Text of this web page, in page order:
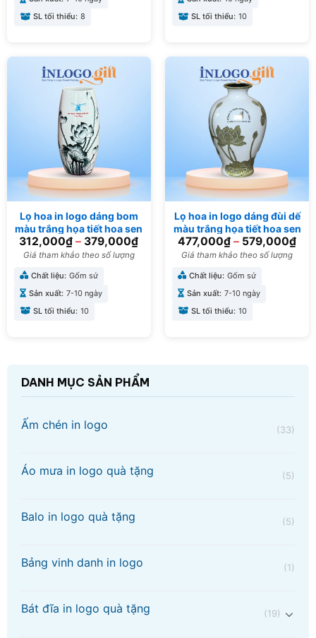
SL tối thiểu: 8
SL tối thiểu: 10
Lọ hoa in logo dáng bom
màu trắng họa tiết hoa sen
đen 32cm LH-02
312,000₫ – 379,000₫
Giá tham khảo theo số lượng
Chất liệu: Gốm sứ
Sản xuất: 7-10 ngày
SL tối thiểu: 10
Lọ hoa in logo dáng đùi dế
màu trắng họa tiết hoa sen
gấm vàng 34cm LH-11
477,000₫ – 579,000₫
Giá tham khảo theo số lượng
Chất liệu: Gốm sứ
Sản xuất: 7-10 ngày
SL tối thiểu: 10
DANH MỤC SẢN PHẨM
Ấm chén in logo (33)
Áo mưa in logo quà tặng (5)
Balo in logo quà tặng (5)
Bảng vinh danh in logo (1)
Bát đĩa in logo quà tặng (19)